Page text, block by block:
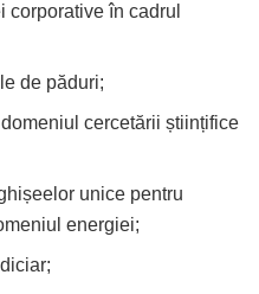
corporative în cadrul
de păduri;
cercetării științifice
unice pentru
energiei;